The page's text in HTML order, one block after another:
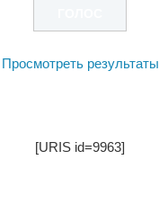
Просмотреть результаты
[URIS id=9963]